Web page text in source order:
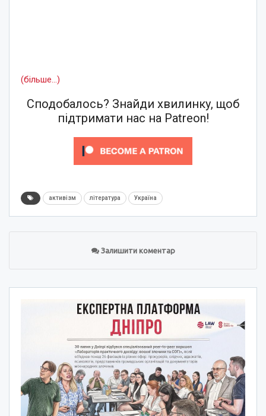
(більше…)
Сподобалось? Знайди хвилинку, щоб
підтримати нас на Patreon!
активізм література Україна
Залишити коментар